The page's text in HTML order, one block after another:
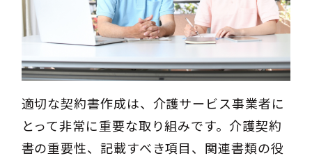
適切な契約書作成は、介護サービス事業者に
とって非常に重要な取り組みです。介護契約
書の重要性、記載すべき項目、関連書類の役